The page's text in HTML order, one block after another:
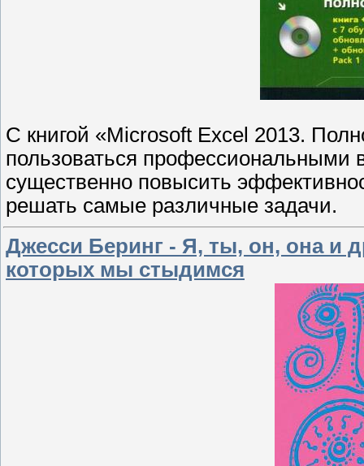
С книгой «Microsoft Excel 2013.
пользоваться профессиональными
существенно повысить
решать самые различные задачи.
Джесси Беринг - Я, ты, он, она и
которых мы стыдимся